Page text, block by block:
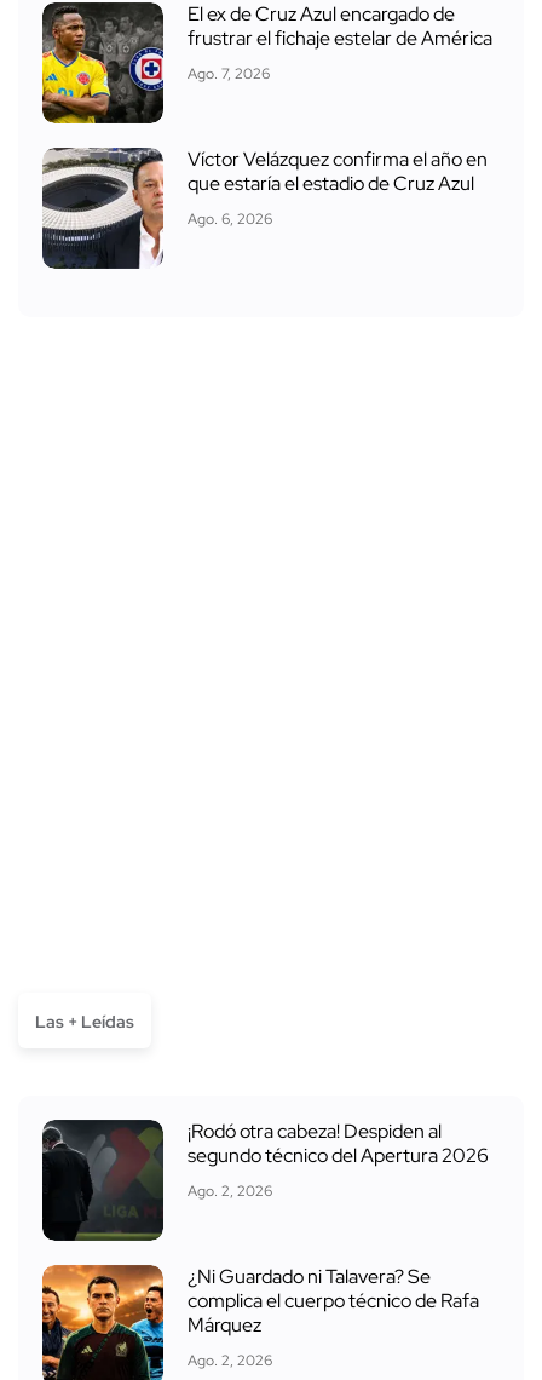
El ex de Cruz Azul encargado de
frustrar el fichaje estelar de América
Ago. 7, 2026
Víctor Velázquez confirma el año en
que estaría el estadio de Cruz Azul
Ago. 6, 2026
Las + Leídas
¡Rodó otra cabeza! Despiden al
segundo técnico del Apertura 2026
Ago. 2, 2026
¿Ni Guardado ni Talavera? Se
complica el cuerpo técnico de Rafa
Márquez
Ago. 2, 2026